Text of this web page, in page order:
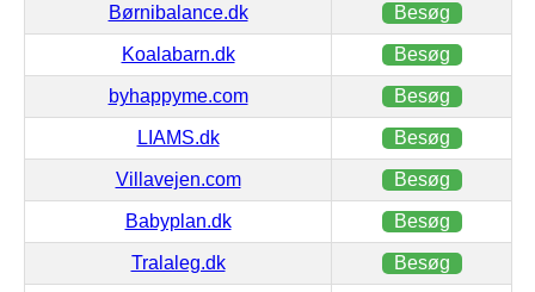
Børnibalance.dk Besøg
Koalabarn.dk Besøg
byhappyme.com Besøg
LIAMS.dk Besøg
Villavejen.com Besøg
Babyplan.dk Besøg
Tralaleg.dk Besøg